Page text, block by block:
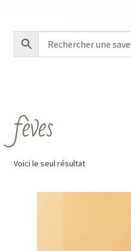
Contact
fèves
Voici le seul résultat